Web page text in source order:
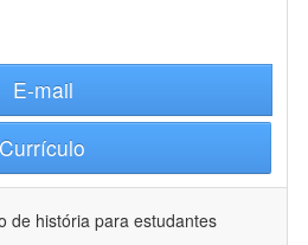
E-mail
Currículo
de história para estudantes